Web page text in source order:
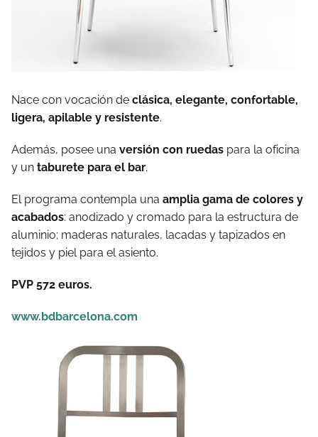
Nace con vocación de clásica, elegante, confortable,
ligera, apilable y resistente.
Además, posee una versión con ruedas para la oficina
y un taburete para el bar.
El programa contempla una amplia gama de colores y
acabados: anodizado y cromado para la estructura de
aluminio; maderas naturales, lacadas y tapizados en
tejidos y piel para el asiento.
PVP 572 euros.
www.bdbarcelona.com